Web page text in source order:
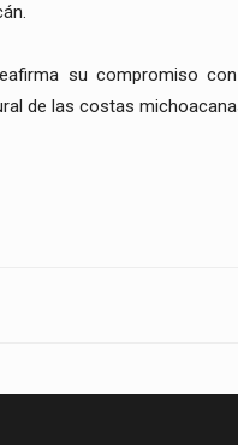
su compromiso
de las costas